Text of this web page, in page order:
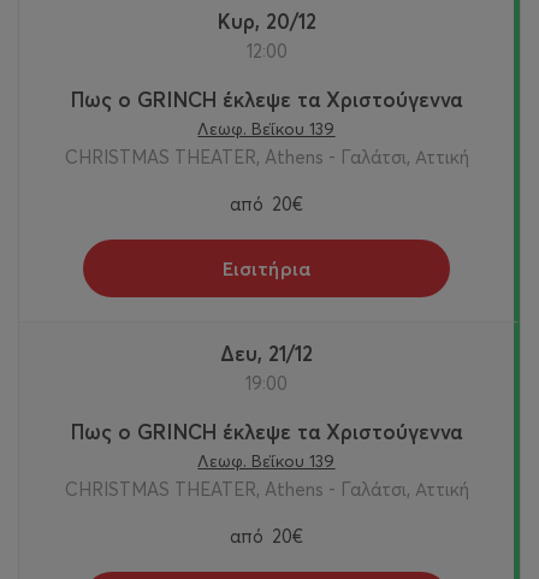
Κυρ, 20/12
12:00
Πως ο GRINCH έκλεψε τα Χριστούγεννα
Λεωφ. Βεΐκου 139
CHRISTMAS THEATER, Athens - Γαλάτσι, Αττική
από 20€
Εισιτήρια
Δευ, 21/12
19:00
Πως ο GRINCH έκλεψε τα Χριστούγεννα
Λεωφ. Βεΐκου 139
CHRISTMAS THEATER, Athens - Γαλάτσι, Αττική
από 20€